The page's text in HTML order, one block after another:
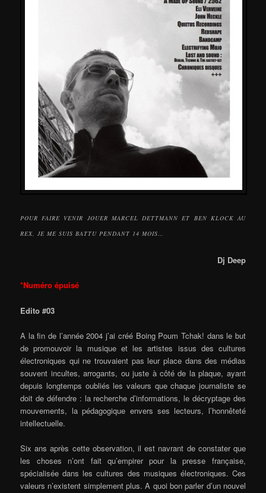
POUR FAIRE VENIR JOUER MARCEL DETTMANN ET BEN KLOCK AU
REX, JE ME SUIS BATTU PENDANT 14 MOIS…
Dj Deep
*Numéro épuisé
Edito #03
A la fin de l’année 2004 j’ai créé Boing Poum Tchak! dans le but
de promouvoir la musique et les artistes issus des cultures
électroniques qui ne trouvaient pas leur place dans des médias
souvent incultes, arrogants, ou juste à côté de la plaque, ayant
depuis longtemps oubliés les valeurs que chaque journaliste se
doit de défendre : la recherche d’informations, le décryptage des
mouvements, la pédagogique envers ses lecteurs, l’honnêteté
intellectuelle.
Six ans après cette observation, il est navrant de constater que
les choses n’ont fait qu’empirer pour la presse française,
spécialisée dans les cultures des musiques électroniques. Ces
valeurs n’existent simplement plus. A quoi bon parler d’un nouvel